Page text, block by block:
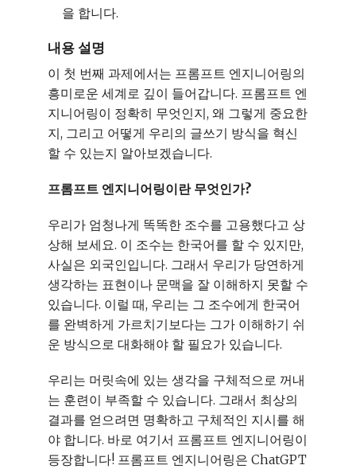
을 합니다.
내용 설명
이 첫 번째 과제에서는 프롬프트 엔지니어링의
흥미로운 세계로 깊이 들어갑니다. 프롬프트 엔
지니어링이 정확히 무엇인지, 왜 그렇게 중요한
지, 그리고 어떻게 우리의 글쓰기 방식을 혁신
할 수 있는지 알아보겠습니다.
프롬프트 엔지니어링이란 무엇인가?
우리가 엄청나게 똑똑한 조수를 고용했다고 상
상해 보세요. 이 조수는 한국어를 할 수 있지만,
사실은 외국인입니다. 그래서 우리가 당연하게
생각하는 표현이나 문맥을 잘 이해하지 못할 수
있습니다. 이럴 때, 우리는 그 조수에게 한국어
를 완벽하게 가르치기보다는 그가 이해하기 쉬
운 방식으로 대화해야 할 필요가 있습니다.
우리는 머릿속에 있는 생각을 구체적으로 꺼내
는 훈련이 부족할 수 있습니다. 그래서 최상의
결과를 얻으려면 명확하고 구체적인 지시를 해
야 합니다. 바로 여기서 프롬프트 엔지니어링이
등장합니다! 프롬프트 엔지니어링은 ChatGPT